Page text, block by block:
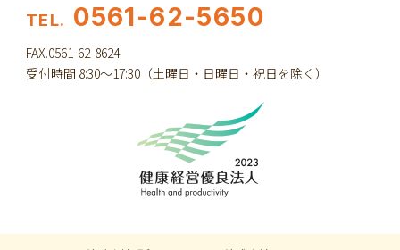
TEL. 0561-62-5650
FAX.0561-62-8624
受付時間 8:30～17:30（土曜日・日曜日・祝日を除く）